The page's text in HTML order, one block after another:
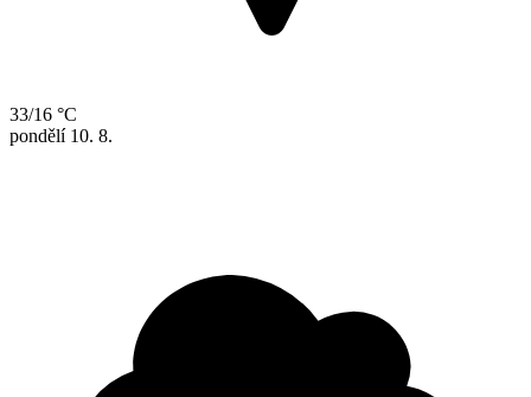
33/16 °C
pondělí 10. 8.